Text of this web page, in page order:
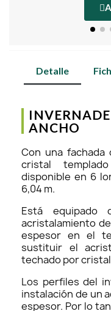
Detalle
ANCHO
Con una fachada
cristal
disponible en 6
6,04 m.
Está equipado
acristalamiento
espesor en el
sustituir el
techado por
Los perfiles del
instalación de un
espesor. Por lo